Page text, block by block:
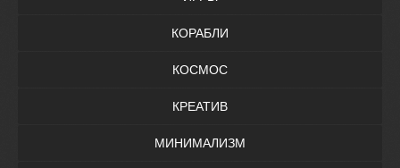
КОРАБЛИ
КОСМОС
КРЕАТИВ
МИНИМАЛИЗМ